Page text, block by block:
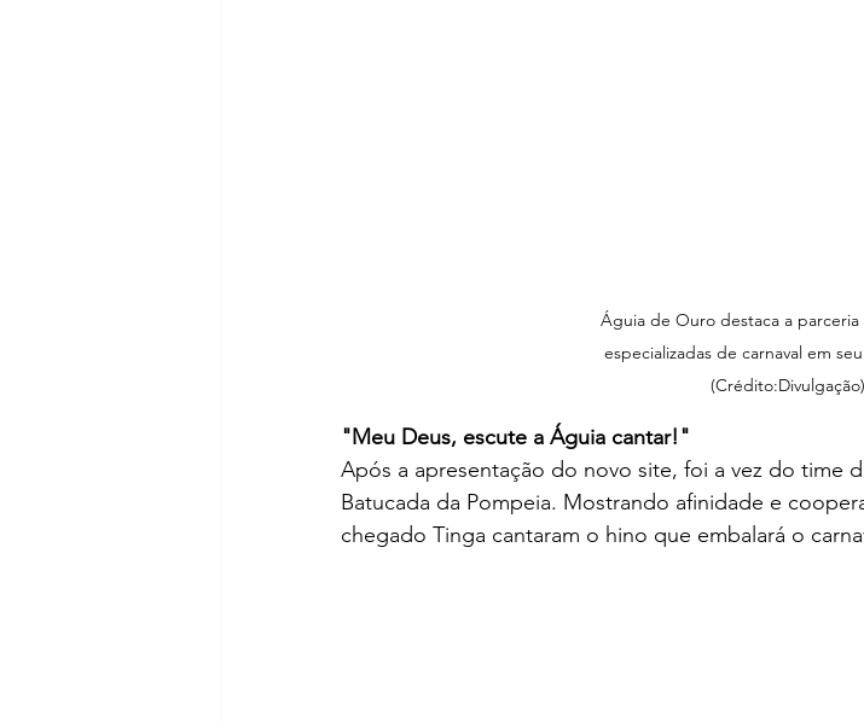
Águia de Ouro destaca a parceria
especializadas de carnaval em
(Crédito:Divulgação)
"Meu Deus, escute a Águia cantar!"
Após a apresentação do novo site, foi a vez do time
Batucada da Pompeia. Mostrando afinidade e
chegado Tinga cantaram o hino que embalará o